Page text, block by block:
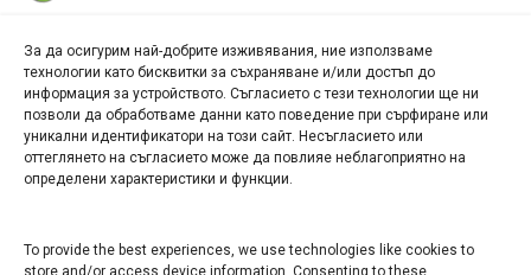
За да осигурим най-добрите изживявания, ние използваме
технологии като бисквитки за съхраняване и/или достъп до
информация за устройството. Съгласието с тези технологии ще ни
позволи да обработваме данни като поведение при сърфиране или
уникални идентификатори на този сайт. Несъгласието или
оттеглянето на съгласието може да повлияе неблагоприятно на
определени характеристики и функции.
To provide the best experiences, we use technologies like cookies to
store and/or access device information. Consenting to these
БИЗНЕС
Арт галерия "Мостове" – магазин за изкуство
СЕВЕРОЗАПАДА ИНФОРМАЦИОНЕН БИЗНЕС
ТУРИСТИЧЕСКИ КЛЪСТЕР
ИНСТИТУЦИИ В ЛОВЕЧ